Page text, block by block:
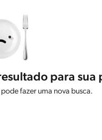
para sua
fazer uma nova busca.